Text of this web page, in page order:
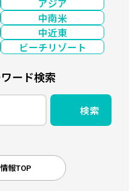
アジア
中南米
中近東
ビーチリゾート
ード検索
検索
報TOP